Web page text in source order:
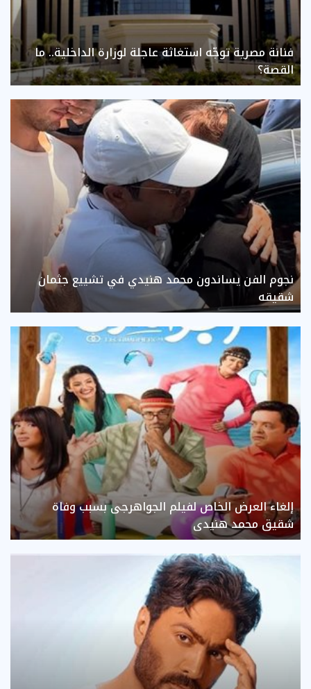
فنانة مصرية توجّه استغاثة عاجلة لوزارة الداخلية.. ما
القصة؟
نجوم الفن يساندون محمد هنيدي في تشييع جثمان
شقيقه
إلغاء العرض الخاص لفيلم الجواهرجى بسبب وفاة
شقيق محمد هنيدى